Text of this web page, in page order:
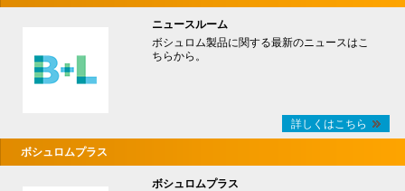
ニュースルーム
ボシュロム製品に関する最新のニュースはこ
ちらから。
詳しくはこちら
ボシュロムプラス
ボシュロムプラス